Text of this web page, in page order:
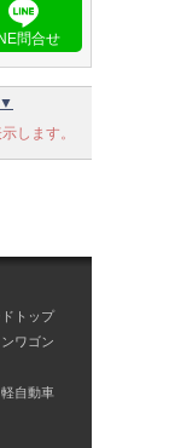
▼
します。
トップ
ワゴン
自動車